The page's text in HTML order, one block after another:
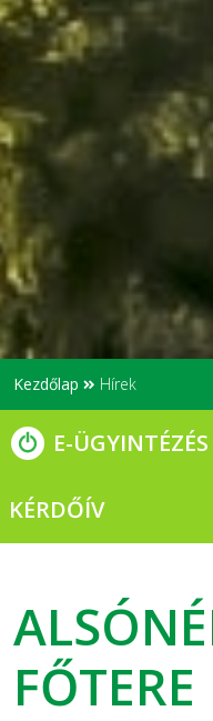
Kezdőlap Hírek
E-ÜGYINTÉZÉS
KÉRDŐÍV
FŐTERE